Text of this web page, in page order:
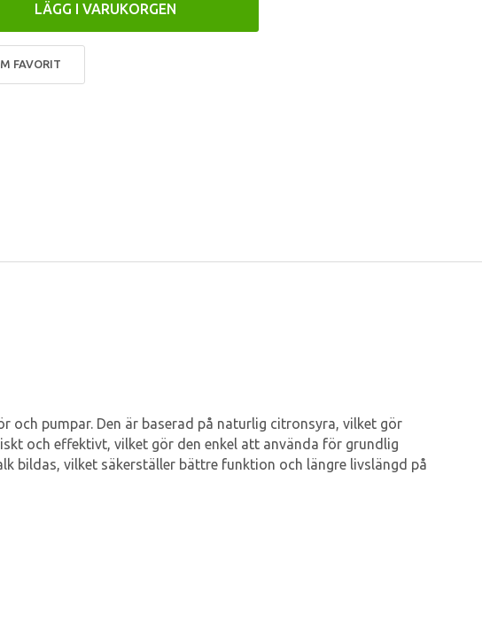
LÄGG I VARUKORGEN
FAVORIT
och pumpar. Den är baserad på naturlig citronsyra, vilket gör
och effektivt, vilket gör den enkel att använda för grundlig
bildas, vilket säkerställer bättre funktion och längre livslängd på